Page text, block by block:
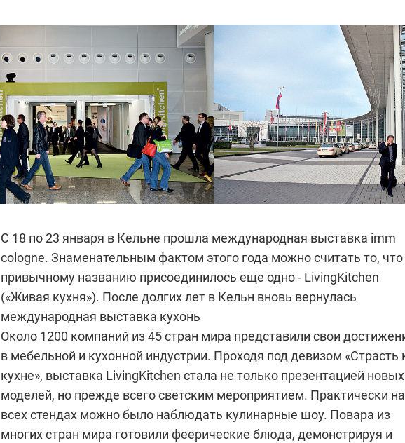
С 18 по 23 января в Кельне прошла международная выставка imm
cologne. Знаменательным фактом этого года можно считать то, что
привычному названию присоединилось еще одно - LivingKitchen
(«Живая кухня»). После долгих лет в Кельн вновь вернулась
международная выставка кухонь
Около 1200 компаний из 45 стран мира представили свои
в мебельной и кухонной индустрии. Проходя под девизом «Страсть
кухне», выставка LivingKitchen стала не только презентацией новых
моделей, но прежде всего светским мероприятием. Практически на
всех стендах можно было наблюдать кулинарные шоу. Повара из
многих стран мира готовили феерические блюда, демонстрируя и